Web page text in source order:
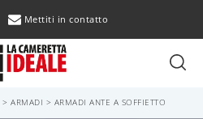
Mettiti in contatto
> ARMADI > ARMADI ANTE A SOFFIETTO